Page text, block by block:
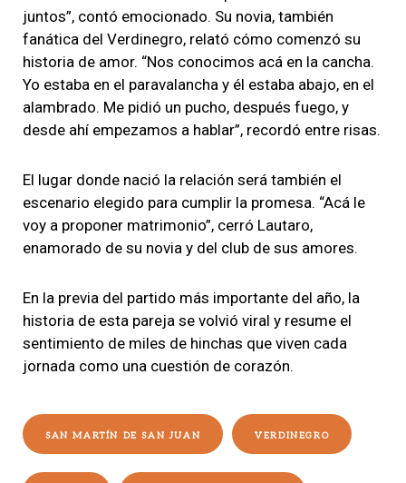
juntos”, contó emocionado. Su novia, también
fanática del Verdinegro, relató cómo comenzó su
historia de amor. “Nos conocimos acá en la cancha.
Yo estaba en el paravalancha y él estaba abajo, en el
alambrado. Me pidió un pucho, después fuego, y
desde ahí empezamos a hablar”, recordó entre risas.
El lugar donde nació la relación será también el
escenario elegido para cumplir la promesa. “Acá le
voy a proponer matrimonio”, cerró Lautaro,
enamorado de su novia y del club de sus amores.
En la previa del partido más importante del año, la
historia de esta pareja se volvió viral y resume el
sentimiento de miles de hinchas que viven cada
jornada como una cuestión de corazón.
SAN MARTÍN DE SAN JUAN VERDINEGRO